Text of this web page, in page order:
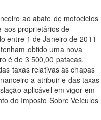
ao abate de motociclos
aos proprietários de
entre 1 de Janeiro de 2011
obtido uma nova
é de 3 500,00 patacas,
taxas relativas às chapas
a atribuir e das taxas
aplicável em vigor em
do Imposto Sobre Veículos